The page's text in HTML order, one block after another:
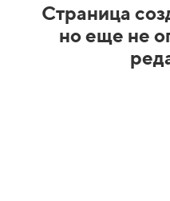
Страница
но еще не